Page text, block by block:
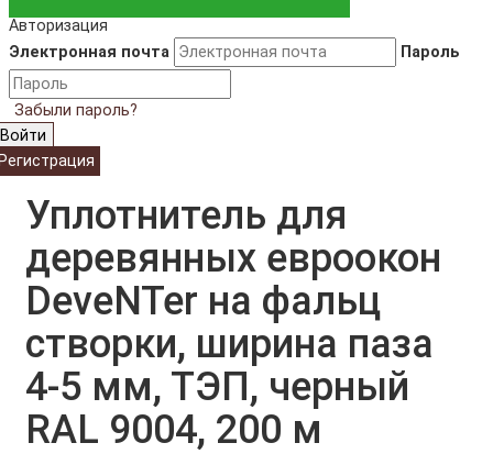
Авторизация
Электронная почта
Пароль
Забыли пароль?
Войти
Уплотнитель для
деревянных евроокон
DeveNTer на фальц
створки, ширина паза
4-5 мм, ТЭП, черный
RAL 9004, 200 м